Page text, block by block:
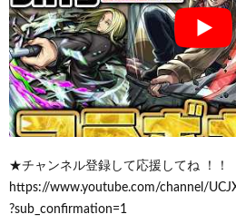
★チャンネル登録して応援してね ！！
https://www.youtube.com/channel/
?sub_confirmation=1